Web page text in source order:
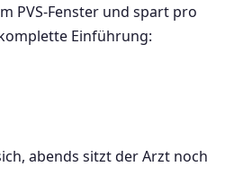
PVS-Fenster und spart pro
Einführung:
abends sitzt der Arzt noch